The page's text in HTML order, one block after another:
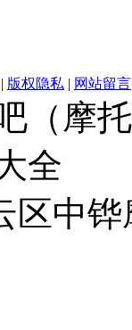
| 版权隐私 | 网站留言
（摩
全
区中